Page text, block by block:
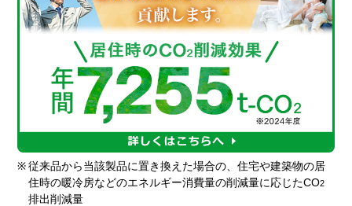
※ 従来品から当該製品に置き換えた場合の、住宅や建築物の居
住時の暖冷房などのエネルギー消費量の削減量に応じたCO2
排出削減量